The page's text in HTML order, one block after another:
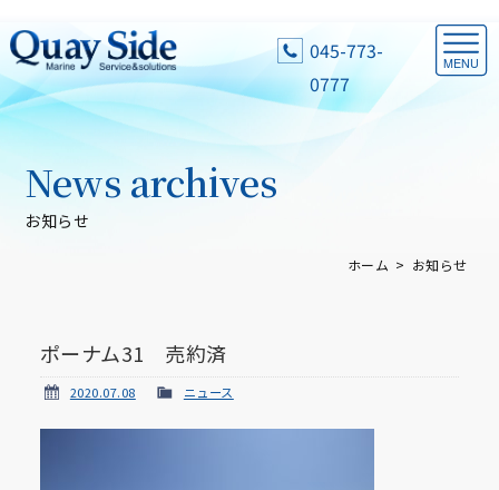
045-773-
0777
お知らせ
News archives
ホーム お知らせ
ポーナム31 売約済
2020.07.08 ニュース